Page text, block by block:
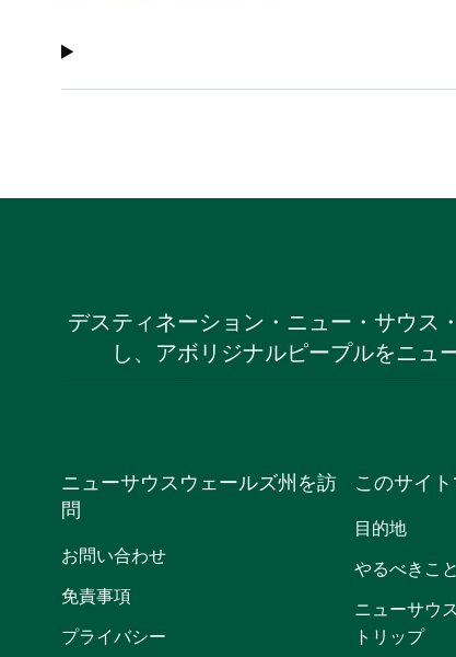
デスティネーション・ニュー・サウス
し、アボリジナルピープルをニュ
ニューサウスウェールズ州を訪
問
お問い合わせ
免責事項
プライバシー
このサイ
目的地
やるべきこと
ニューサウ
トリップ